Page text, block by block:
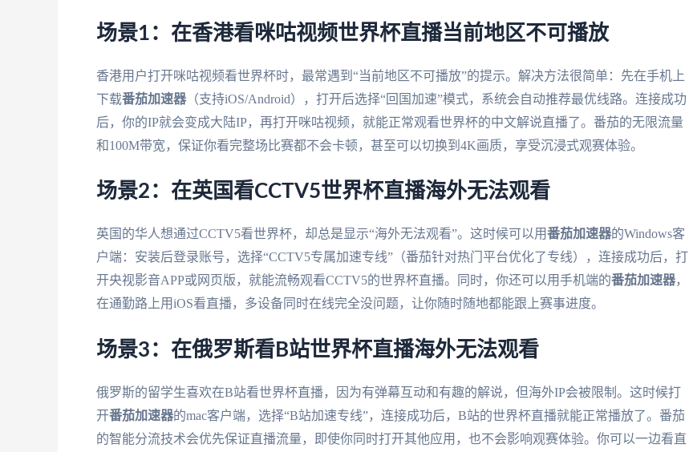
场景1：在香港看咪咕视频世界杯直播当前地区不可播放
香港用户打开咪咕视频看世界杯时，最常遇到“当前地区不可播放”的提示。解决方法很简单：先在手机上
下载番茄加速器（支持iOS/Android），打开后选择“回国加速”模式，系统会自动推荐最优线路。连接成功
后，你的IP就会变成大陆IP，再打开咪咕视频，就能正常观看世界杯的中文解说直播了。番茄的无限流量
和100M带宽，保证你看完整场比赛都不会卡顿，甚至可以切换到4K画质，享受沉浸式观赛体验。
场景2：在英国看CCTV5世界杯直播海外无法观看
英国的华人想通过CCTV5看世界杯，却总是显示“海外无法观看”。这时候可以用番茄加速器的Windows客
户端：安装后登录账号，选择“CCTV5专属加速专线”（番茄针对热门平台优化了专线），连接成功后，打
开央视影音APP或网页版，就能流畅观看CCTV5的世界杯直播。同时，你还可以用手机端的番茄加速器，
在通勤路上用iOS看直播，多设备同时在线完全没问题，让你随时随地都能跟上赛事进度。
场景3：在俄罗斯看B站世界杯直播海外无法观看
俄罗斯的留学生喜欢在B站看世界杯直播，因为有弹幕互动和有趣的解说，但海外IP会被限制。这时候打
开番茄加速器的mac客户端，选择“B站加速专线”，连接成功后，B站的世界杯直播就能正常播放了。番茄
的智能分流技术会优先保证直播流量，即使你同时打开其他应用，也不会影响观赛体验。你可以一边看直